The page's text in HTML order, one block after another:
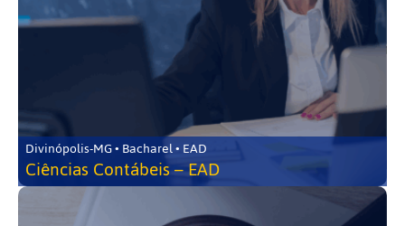
Divinópolis-MG • Bacharel • EAD
Ciências Contábeis – EAD